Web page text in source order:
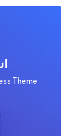
Theme